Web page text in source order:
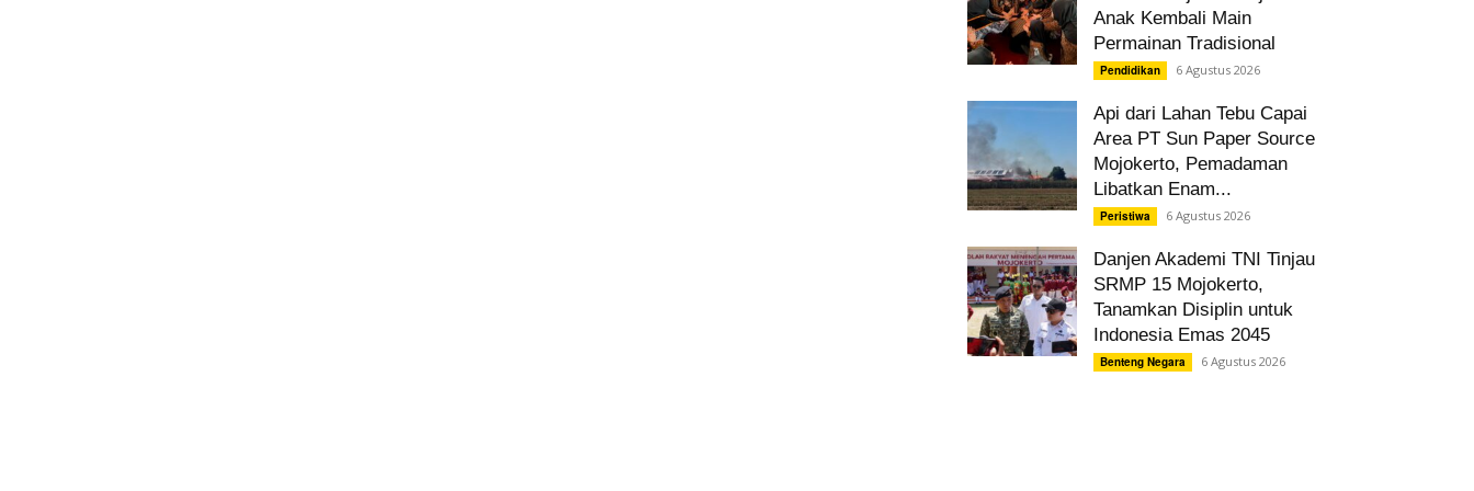
Anak Kembali Main
Permainan Tradisional
Pendidikan 6 Agustus 2026
Api dari Lahan Tebu Capai
Area PT Sun Paper Source
Mojokerto, Pemadaman
Libatkan Enam...
Peristiwa 6 Agustus 2026
Danjen Akademi TNI Tinjau
SRMP 15 Mojokerto,
Tanamkan Disiplin untuk
Indonesia Emas 2045
Benteng Negara 6 Agustus 2026